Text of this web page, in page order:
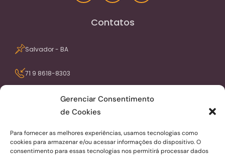
Gerenciar Consentimento
de Cookies
Para fornecer as melhores experiências, usamos tecnologias como
cookies para armazenar e/ou acessar informações do dispositivo. O
consentimento para essas tecnologias nos permitirá processar dados
Contatos
Salvador - BA
71 9 8618-8303
contato@portaldiaspora.com.br
Seja avisado dos nossos conteúdos pelo
email